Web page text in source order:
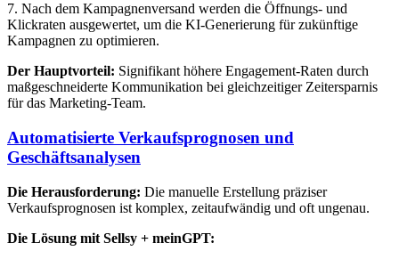
7. Nach dem Kampagnenversand werden die Öffnungs- und
Klickraten ausgewertet, um die KI-Generierung für zukünftige
Kampagnen zu optimieren.
Der Hauptvorteil: Signifikant höhere Engagement-Raten durch
maßgeschneiderte Kommunikation bei gleichzeitiger Zeitersparnis
für das Marketing-Team.
Automatisierte Verkaufsprognosen und
Geschäftsanalysen
Die Herausforderung: Die manuelle Erstellung präziser
Verkaufsprognosen ist komplex, zeitaufwändig und oft ungenau.
Die Lösung mit Sellsy + meinGPT: